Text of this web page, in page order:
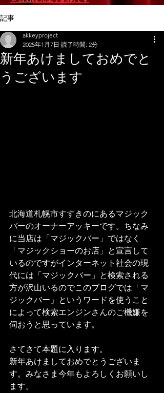
記事
新年あけましておめでと
うございます
akkeyproject
2025年1月7日 読了時間: 2分
北海道札幌市すすきのにあるマジック
バーのオーナーアッキーです。ちなみ
に当店は「マジックバー」ではなく
「マジックショーのお店」と宣言して
いるのですがインターネット社会の現
代には「マジックバー」と検索される
方が沢山いるのでこのブログでは「マ
ジックバー」というワードを使うこと
によって検索エンジンさんのご機嫌を
伺おうと思っています。
さてさて本題に入ります。
新年あけましておめでとうございま
す。みなさま今年もよろしくお願いし
ます。